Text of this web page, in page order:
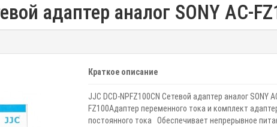
адаптер аналог SONY AC-
Краткое описание
JJC DCD-NPFZ100CN Сетевой адаптер аналог SONY
FZ100Адаптер переменного тока и комплект
постоянного тока Обеспечивает непрерывное